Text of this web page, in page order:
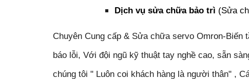
Dịch vụ sửa chữa bảo trì (Sửa
Chuyên Cung cấp & Sửa chữa servo Omron-
báo lỗi, Với đội ngũ kỹ thuật tay nghề cao, sẵn
chúng tôi " Luôn coi khách hàng là người thân" ,